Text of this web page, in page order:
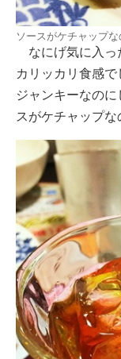
ソースがケチャップな
なにげ気に入っ
カリッカリ食感で
ジャンキーなの
スがケチャップな